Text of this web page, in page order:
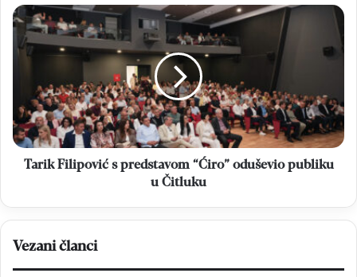
Tarik
Filipović
oduševio
publiku
u
Čitluku
Tarik Filipović s predstavom “Ćiro” oduševio publiku
u Čitluku
Vezani članci